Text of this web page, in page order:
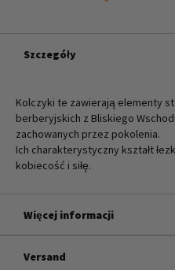
Szczegóły
Kolczyki te zawierają elementy
berberyjskich z Bliskiego
zachowanych przez pokolenia.
Ich charakterystyczny kształt
kobiecość i siłę.
Więcej informacji
Versand